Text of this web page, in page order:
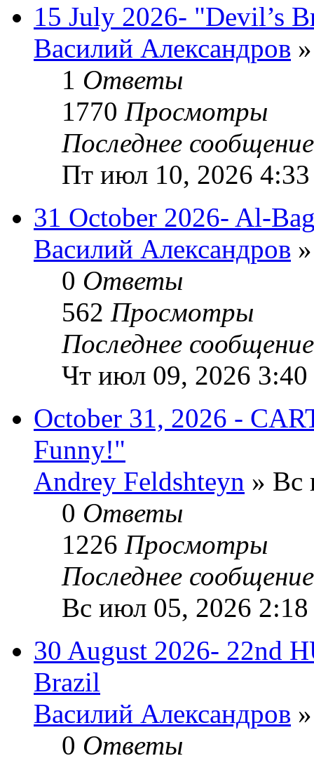
15 July 2026- "Devil’s
Василий Александров
1 Ответы
1770 Просмотры
Последнее
Пт июл 10, 2026 4:33
31 October 2026- Al-
Василий Александров
0 Ответы
562 Просмотры
Последнее
Чт июл 09, 2026 3:40
October 31, 2026 -
Funny!"
Andrey Feldshteyn » Вс
0 Ответы
1226 Просмотры
Последнее
Вс июл 05, 2026 2:18
30 August 2026- 22nd
Brazil
Василий Александров
0 Ответы